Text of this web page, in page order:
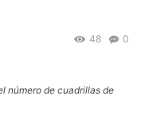
0
48
número de cuadrillas de